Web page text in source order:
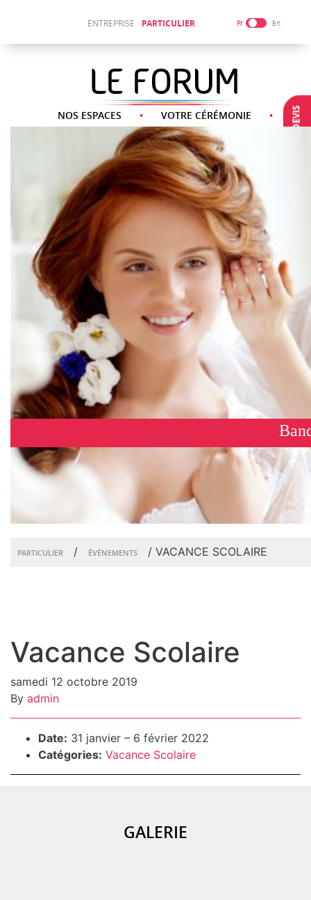
ENTREPRISE PARTICULIER Fr En
NOS ESPACES VOTRE CÉRÉMONIE DEMANDE DEVIS
PARTICULIER / ÉVÉNEMENTS / VACANCE SCOLAIRE
Vacance Scolaire
samedi 12 octobre 2019
By adminDétails de l’événement
Date: 31 janvier – 6 février 2022
Catégories: Vacance Scolaire
GALERIE